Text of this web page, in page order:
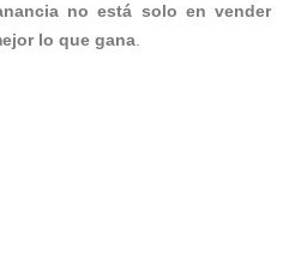
no está solo en vender
lo que gana